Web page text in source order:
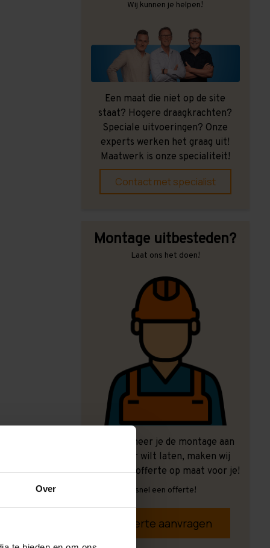
Over
Wij kunnen je helpen!
Een maat die niet op de site
staat? Hogere draagkrachten?
Speciale uitvoeringen? Onze
experts werken het graag uit!
Maatwerk is onze specialiteit!
Contact met specialist
Montage uitbesteden?
Laat ons het doen!
Ook wanneer je de montage aan
ons over wilt laten, maken wij
graag een offerte op maat voor je!
Vrijblijvend, snel een offerte!
Offerte aanvragen